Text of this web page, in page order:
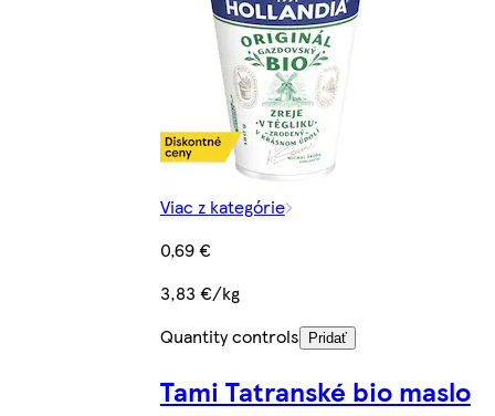
Viac z kategórie
0,69 €
3,83 €/kg
Quantity controls
Pridať
Tami Tatranské bio maslo